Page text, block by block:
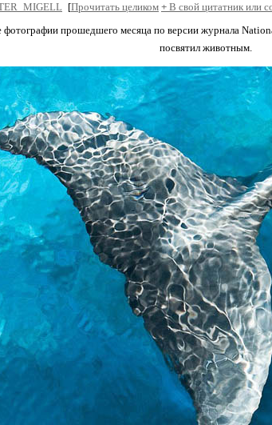
[Прочитать целиком + В свой цитатник или
фотографии прошедшего месяца по версии журнала
посвятил животным.